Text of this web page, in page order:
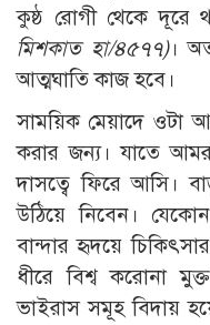
কুষ্ঠ রোগী থেকে দূরে
মিশকাত হা/৪৫৭৭)।
আত্মঘাতি কাজ হবে।
সাময়িক মেয়াদে ওটা
করার জন্য। যাতে
দাসত্বে ফিরে আসি।
উঠিয়ে নিবেন।
বান্দার হৃদয়ে
ধীরে বিশ্ব করোনা
ভাইরাস সমূহ বিদায়